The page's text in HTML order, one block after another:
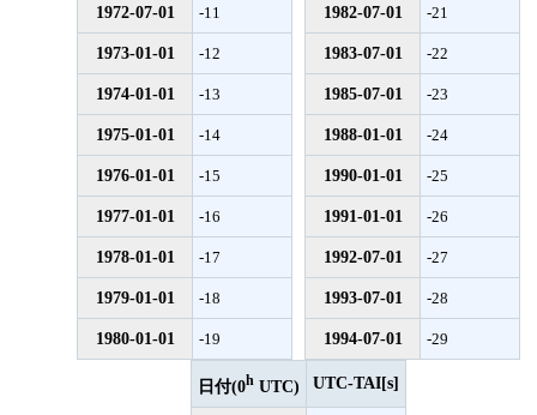
1972-07-01 -11
1973-01-01 -12
1974-01-01 -13
1975-01-01 -14
1976-01-01 -15
1977-01-01 -16
1978-01-01 -17
1979-01-01 -18
1980-01-01 -19
1982-07-01 -21
1983-07-01 -22
1985-07-01 -23
1988-01-01 -24
1990-01-01 -25
1991-01-01 -26
1992-07-01 -27
1993-07-01 -28
1994-07-01 -29
日付(0h UTC) UTC-TAI[s]